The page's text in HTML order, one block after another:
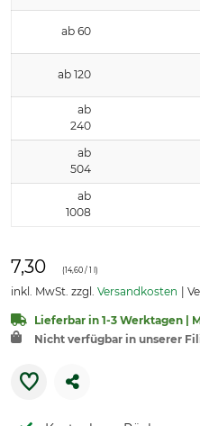
ab 60
ab 120
ab
240
ab
504
ab
1008
7,30 (14,60 / 1 l)
inkl. MwSt. zzgl. Versandkosten
Lieferbar in 1-3 Werktagen |
Nicht verfügbar in unserer